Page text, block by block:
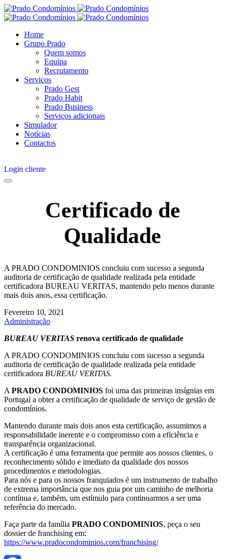
Home
Grupo Prado
Quem somos
Equipa
Recrutamento
Serviços
Prado Gest
Prado Habit
Prado Business
Serviços adicionais
Simulador
Notícias
Contactos
Login cliente
Certificado de
Qualidade
A PRADO CONDOMINIOS concluiu com sucesso a segunda
auditoria de certificação de qualidade realizada pela entidade
certificadora BUREAU VERITAS, mantendo pelo menos durante
mais dois anos, essa certificação.
Fevereiro 10, 2021
Administração
BUREAU VERITAS renova certificado de qualidade
A PRADO CONDOMINIOS concluiu com sucesso a segunda
auditoria de certificação de qualidade realizada pela entidade
certificadora BUREAU VERITAS.
A PRADO CONDOMINIOS foi uma das primeiras insígnias em
Portugal a obter a certificação de qualidade de serviço de gestão de
condomínios.
Mantendo durante mais dois anos esta certificação, assumimos a
responsabilidade inerente e o compromisso com a eficiência e
transparência organizacional.
A certificação é uma ferramenta que permite aos nossos clientes, o
reconhecimento sólido e imediato da qualidade dos nossos
procedimentos e metodologias.
Para nós e para os nossos franquiados é um instrumento de trabalho
de extrema importância que nos guia por um caminho de melhoria
contínua e, também, um estímulo para continuarmos a ser uma
referência do mercado.
Faça parte da família PRADO CONDOMINIOS, peça o seu
dossier de franchising em:
https://www.pradocondominios.com/franchising/